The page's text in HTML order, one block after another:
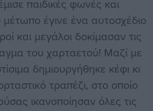
παιδικές φωνές και
έγινε ένα αυτοσχέδιο
και μεγάλοι δοκίμασαν τις
του χαρταετού! Μαζί με
δημιουργήθηκε κέφι κι
τραπέζι, στο οποίο
ικανοποίησαν όλες τις